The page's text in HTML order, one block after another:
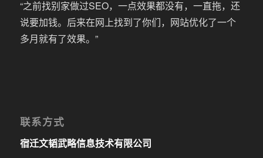
“之前找别家做过SEO，一点效果都没有，一直拖，还
说要加钱。后来在网上找到了你们，网站优化了一个
多月就有了效果。”
联系方式
宿迁文韬武略信息技术有限公司